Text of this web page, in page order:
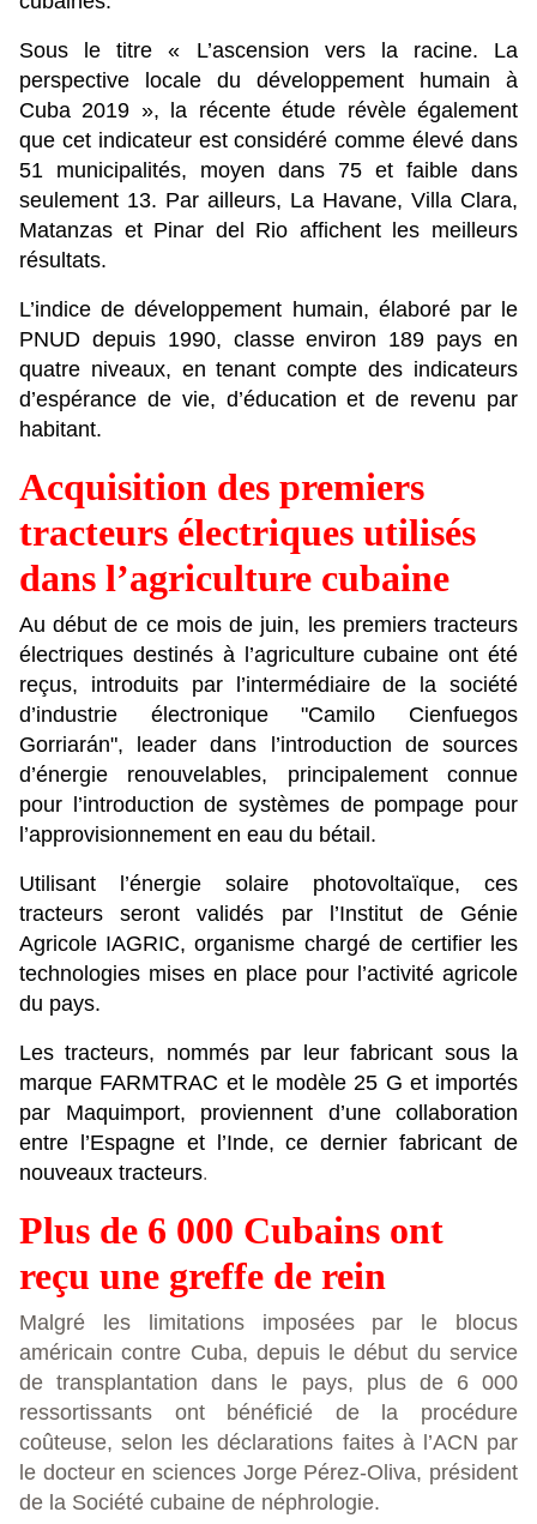
Sous le titre « L’ascension vers la racine. La
perspective locale du développement humain à
Cuba 2019 », la récente étude révèle également
que cet indicateur est considéré comme élevé dans
51 municipalités, moyen dans 75 et faible dans
seulement 13. Par ailleurs, La Havane, Villa Clara,
Matanzas et Pinar del Rio affichent les meilleurs
résultats.
L’indice de développement humain, élaboré par le
PNUD depuis 1990, classe environ 189 pays en
quatre niveaux, en tenant compte des indicateurs
d’espérance de vie, d’éducation et de revenu par
habitant.
Acquisition des premiers
tracteurs électriques utilisés
dans l’agriculture cubaine
Au début de ce mois de juin, les premiers tracteurs
électriques destinés à l’agriculture cubaine ont été
reçus, introduits par l’intermédiaire de la société
d’industrie électronique "Camilo Cienfuegos
Gorriarán", leader dans l’introduction de sources
d’énergie renouvelables, principalement connue
pour l’introduction de systèmes de pompage pour
l’approvisionnement en eau du bétail.
Utilisant l’énergie solaire photovoltaïque, ces
tracteurs seront validés par l’Institut de Génie
Agricole IAGRIC, organisme chargé de certifier les
technologies mises en place pour l’activité agricole
du pays.
Les tracteurs, nommés par leur fabricant sous la
marque FARMTRAC et le modèle 25 G et importés
par Maquimport, proviennent d’une collaboration
entre l’Espagne et l’Inde, ce dernier fabricant de
nouveaux tracteurs.
Plus de 6 000 Cubains ont
reçu une greffe de rein
Malgré les limitations imposées par le blocus
américain contre Cuba, depuis le début du service
de transplantation dans le pays, plus de 6 000
ressortissants ont bénéficié de la procédure
coûteuse, selon les déclarations faites à l’ACN par
le docteur en sciences Jorge Pérez-Oliva, président
de la Société cubaine de néphrologie.